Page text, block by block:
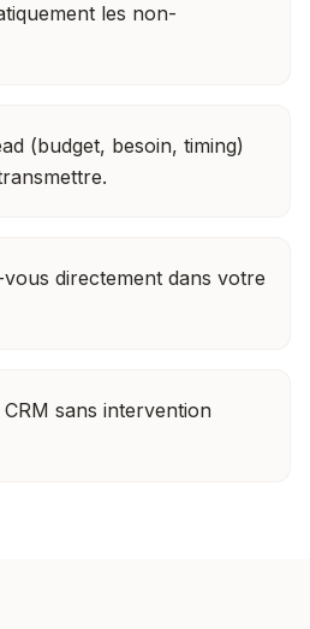
les non-
(budget, besoin, timing)
directement dans votre
sans intervention